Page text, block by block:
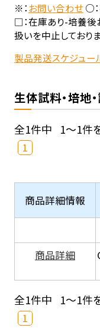
※：お問い合わせ○：
□：在庫あり-培養後
扱いを中止しており
製品発送スケジュー
生体試料・培地
全1件中 1～1件
1
商品詳細情報
商品詳細
全1件中 1～1件
1